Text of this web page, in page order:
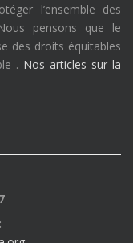
l’ensemble des
pensons que le
des droits équitables
. Nos articles sur la